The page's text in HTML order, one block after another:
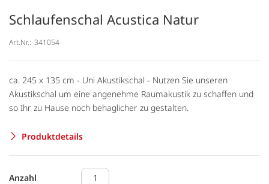
Schlaufenschal Acustica Natur
Art.Nr.: 341054
ca. 245 x 135 cm - Uni Akustikschal - Nutzen Sie unseren
Akustikschal um eine angenehme Raumakustik zu schaffen und
so Ihr zu Hause noch behaglicher zu gestalten.
Produktdetails
Anzahl